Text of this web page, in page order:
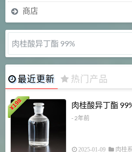
商店
肉桂醛 99%
最近更新 热门产品
¥
198 肉桂酸异丁酯
- 2年前
2025-01-09 肉桂